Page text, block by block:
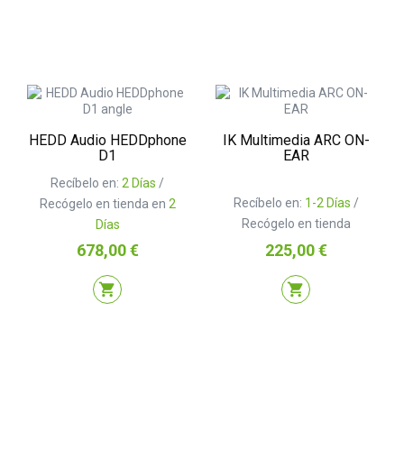
HEDD Audio HEDDphone
D1
Recíbelo en: 2 Días /
Recógelo en tienda en 2
Días
Precio
678,00 €
shopping_cart
IK Multimedia ARC ON-
EAR
Recíbelo en: 1-2 Días /
Recógelo en tienda
Precio
225,00 €
shopping_cart